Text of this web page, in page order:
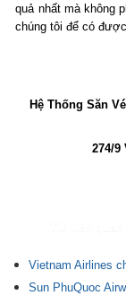
quả nhất mà không
chúng tôi để có
Hệ Thống Săn
274/9
Vietnam Airlines
Sun PhuQuoc